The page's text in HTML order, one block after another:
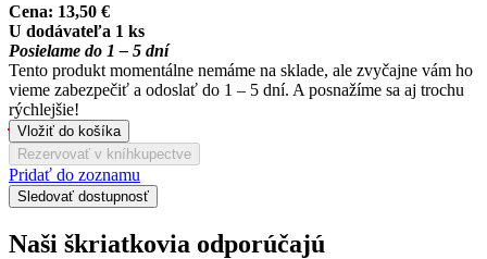
Cena: 13,50 €
U dodávateľa 1 ks
Posielame do 1 – 5 dní
Tento produkt momentálne nemáme na sklade, ale zvyčajne vám ho
vieme zabezpečiť a odoslať do 1 – 5 dní. A posnažíme sa aj trochu
rýchlejšie!
Vložiť do košíka
Rezervovať v kníhkupectve
Pridať do zoznamu
Sledovať dostupnosť
Naši škriatkovia odporúčajú